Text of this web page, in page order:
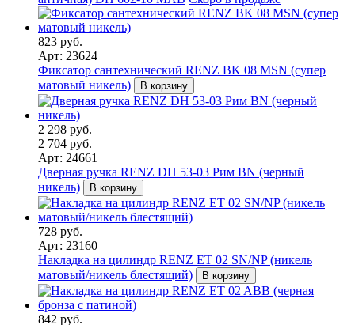
823 руб.
Арт: 23624
Фиксатор сантехнический RENZ BK 08 MSN (супер
матовый никель)
В корзину
2 298 руб.
2 704 руб.
Арт: 24661
Дверная ручка RENZ DH 53-03 Рим BN (черный
никель)
В корзину
728 руб.
Арт: 23160
Накладка на цилиндр RENZ ET 02 SN/NP (никель
матовый/никель блестящий)
В корзину
842 руб.